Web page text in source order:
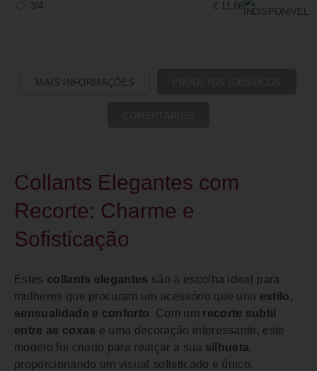
3/4 € 11,66
MAIS INFORMAÇÕES
Collants Elegantes com
Recorte: Charme e
Sofisticação
Estes collants elegantes são a escolha ideal para
mulheres que procuram um acessório que una estilo,
sensualidade e conforto. Com um recorte subtil
entre as coxas e uma decoração interessante, este
modelo foi criado para realçar a sua silhueta,
proporcionando um visual sofisticado e único.